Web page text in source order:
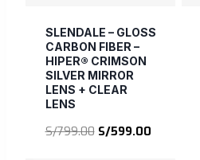
SLENDALE – GLOSS
CARBON FIBER –
HIPER® CRIMSON
SILVER MIRROR
LENS + CLEAR
LENS
S/799.00 El
S/599.00El